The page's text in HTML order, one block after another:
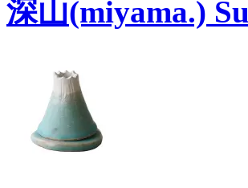
深山(miyama.)